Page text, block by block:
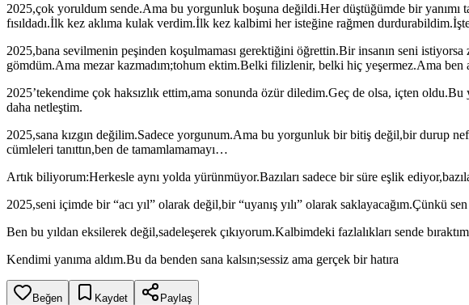
2025,çok yoruldum sende.Ama bu yorgunluk boşuna değildi.Her düştüğümde bir yanımı
fısıldadı.İlk kez aklıma kulak verdim.İlk kez kalbimi her isteğine rağmen
2025,bana sevilmenin peşinden koşulmaması gerektiğini öğrettin.Bir insanın seni
gömdüm.Ama mezar kazmadım;tohum ektim.Belki filizlenir, belki hiç yeşermez.Ama ben
2025’tekendime çok haksızlık ettim,ama sonunda özür diledim.Geç de olsa, içten
daha netleştim.
2025,sana kızgın değilim.Sadece yorgunum.Ama bu yorgunluk bir bitiş değil,bir durup
cümleleri tanıttın,ben de tamamlamamayı…
Artık biliyorum:Herkesle aynı yolda yürünmüyor.Bazıları sadece bir süre eşlik
2025,seni içimde bir “acı yıl” olarak değil,bir “uyanış yılı” olarak saklayacağım.Çünkü
Ben bu yıldan eksilerek değil,sadeleşerek çıkıyorum.Kalbimdeki fazlalıkları sende
Kendimi yanıma aldım.Bu da benden sana kalsın;sessiz ama gerçek bir hatıra
Beğen Kaydet Paylaş